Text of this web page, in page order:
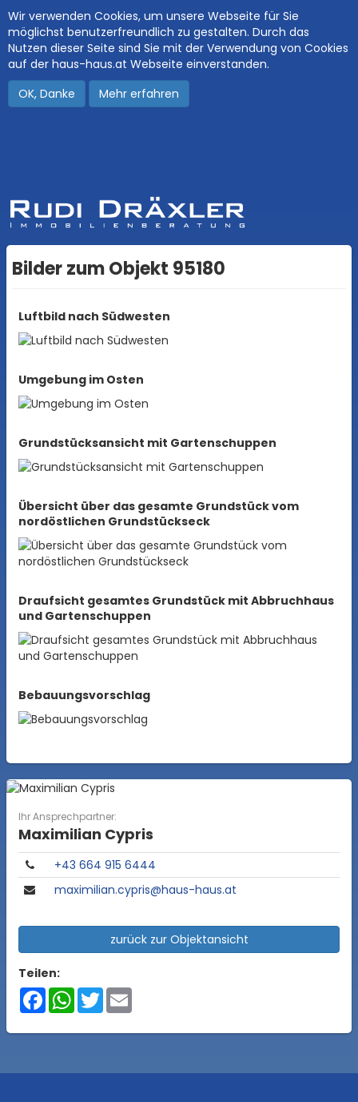
Wir verwenden Cookies, um unsere Webseite für Sie
möglichst benutzerfreundlich zu gestalten. Durch das
Nutzen dieser Seite sind Sie mit der Verwendung von Cookies
auf der haus-haus.at Webseite einverstanden.
OK, Danke
Mehr erfahren
Bilder zum Objekt 95180
Luftbild nach Südwesten
Umgebung im Osten
Grundstücksansicht mit Gartenschuppen
Übersicht über das gesamte Grundstück vom
nordöstlichen Grundstückseck
Draufsicht gesamtes Grundstück mit Abbruchhaus
und Gartenschuppen
Bebauungsvorschlag
Ihr Ansprechpartner:
Maximilian Cypris
+43 664 915 6444
maximilian.cypris@haus-haus.at
zurück zur Objektansicht
Teilen:
FacebookWhatsApp
Twitter